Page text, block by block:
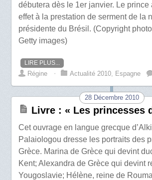
débutera dès le 1er janvier. Le prince
effet à la prestation de serment de la
présidente du Brésil. (Copyright photo
Getty images)
LIRE PLUS...
Régine ⋅ Actualité 2010 Espagne
28 Décembre 2010
Livre : « Les princesses
Cet ouvrage en langue grecque
Palaiologou dresse les portraits des
Grèce. Marina de Grèce qui devint
Kent; Alexandra de Grèce qui devint
Yougoslavie; Hélène, reine de